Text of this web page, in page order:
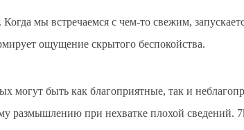
мы встречаемся с чем-то свежим,
ощущение скрытого беспокойства.
могут быть как благоприятные, так и
размышлению при нехватке плохой сведений.